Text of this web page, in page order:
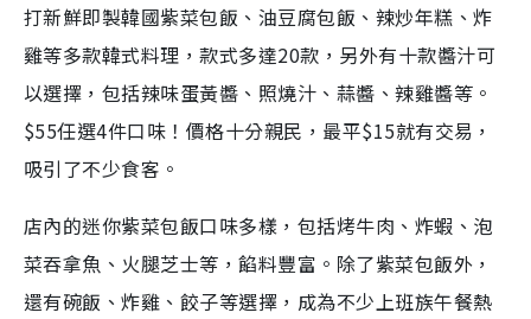
打新鮮即製韓國紫菜包飯、油豆腐包飯、辣炒年糕、炸
雞等多款韓式料理，款式多達20款，另外有十款醬汁可
以選擇，包括辣味蛋黃醬、照燒汁、蒜醬、辣雞醬等。
$55任選4件口味！價格十分親民，最平$15就有交易，
吸引了不少食客。
店內的迷你紫菜包飯口味多樣，包括烤牛肉、炸蝦、泡
菜吞拿魚、火腿芝士等，餡料豐富。除了紫菜包飯外，
還有碗飯、炸雞、餃子等選擇，成為不少上班族午餐熱